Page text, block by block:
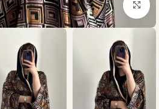
Click to enlarge